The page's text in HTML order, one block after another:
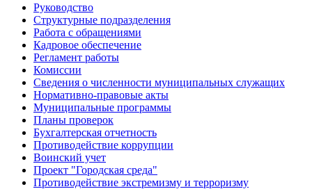
Руководство
Структурные подразделения
Работа с обращениями
Кадровое обеспечение
Регламент работы
Комиссии
Сведения о численности муниципальных служащих
Нормативно-правовые акты
Муниципальные программы
Планы проверок
Бухгалтерская отчетность
Противодействие коррупции
Воинский учет
Проект "Городская среда"
Противодействие экстремизму и терроризму